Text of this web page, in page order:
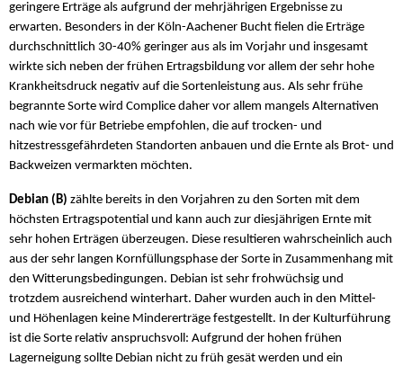
geringere Erträge als aufgrund der mehrjährigen Ergebnisse zu
erwarten. Besonders in der Köln-Aachener Bucht fielen die Erträge
durchschnittlich 30-40% geringer aus als im Vorjahr und insgesamt
wirkte sich neben der frühen Ertragsbildung vor allem der sehr hohe
Krankheitsdruck negativ auf die Sortenleistung aus. Als sehr frühe
begrannte Sorte wird Complice daher vor allem mangels Alternativen
nach wie vor für Betriebe empfohlen, die auf trocken- und
hitzestressgefährdeten Standorten anbauen und die Ernte als Brot- und
Backweizen vermarkten möchten.
Debian (B) zählte bereits in den Vorjahren zu den Sorten mit dem
höchsten Ertragspotential und kann auch zur diesjährigen Ernte mit
sehr hohen Erträgen überzeugen. Diese resultieren wahrscheinlich auch
aus der sehr langen Kornfüllungsphase der Sorte in Zusammenhang mit
den Witterungsbedingungen. Debian ist sehr frohwüchsig und
trotzdem ausreichend winterhart. Daher wurden auch in den Mittel-
und Höhenlagen keine Mindererträge festgestellt. In der Kulturführung
ist die Sorte relativ anspruchsvoll: Aufgrund der hohen frühen
Lagerneigung sollte Debian nicht zu früh gesät werden und ein